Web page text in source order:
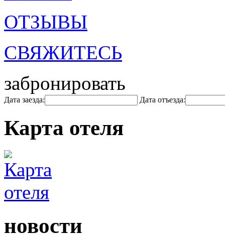
ОТЗЫВЫ
СВЯЖИТЕСЬ
забронировать
Дата заезда: Дата отъезда:
Карта отеля
новости